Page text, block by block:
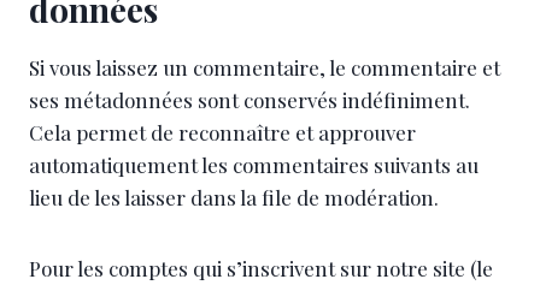
données
Si vous laissez un commentaire, le commentaire et
ses métadonnées sont conservés indéfiniment.
Cela permet de reconnaître et approuver
automatiquement les commentaires suivants au
lieu de les laisser dans la file de modération.
Pour les comptes qui s’inscrivent sur notre site (le